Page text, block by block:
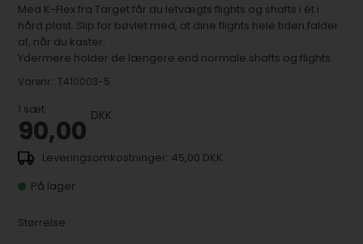
Med K-Flex fra Target får du letvægts flights og shafts i ét i
hård plast. Slip for bøvlet med, at dine flights hele tiden falder
af, når du kaster.
Ydermere holder de længere end normale shafts og flights.
Varenr.: T410003-5
1 sæt
90,00 DKK
45,00 DKK
På lager
Størrelse